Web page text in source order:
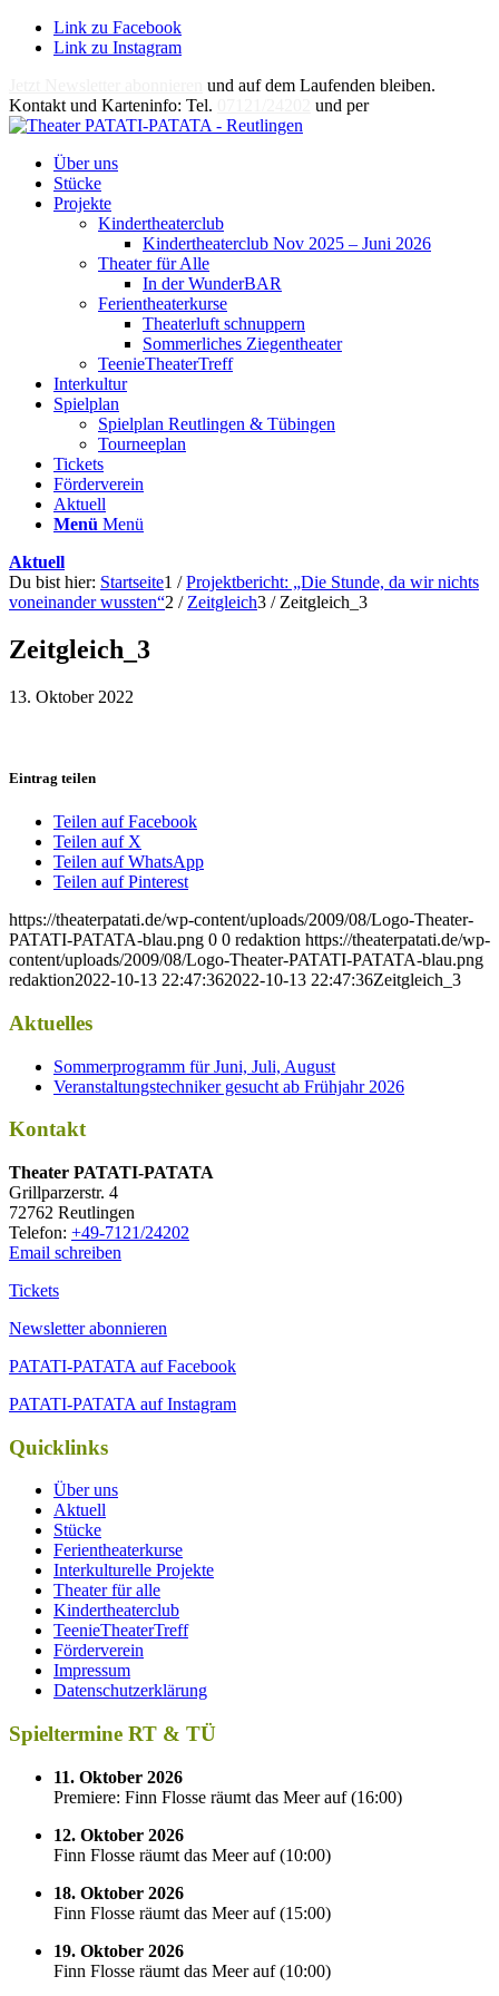
Link zu Facebook
Link zu Instagram
und auf dem Laufenden bleiben.
Kontakt und Karteninfo: Tel.
und per
Über uns
Stücke
Projekte
Kindertheaterclub
Kindertheaterclub Nov 2025 – Juni 2026
Theater für Alle
In der WunderBAR
Ferientheaterkurse
Theaterluft schnuppern
Sommerliches Ziegentheater
TeenieTheaterTreff
Interkultur
Spielplan
Spielplan Reutlingen & Tübingen
Tourneeplan
Tickets
Förderverein
Aktuell
Menü Menü
Aktuell
Du bist hier: Startseite1 / Projektbericht: „Die Stunde, da wir nichts
voneinander wussten“2 / Zeitgleich3 / Zeitgleich_3
Zeitgleich_3
13. Oktober 2022
Eintrag teilen
Teilen auf Facebook
Teilen auf X
Teilen auf WhatsApp
Teilen auf Pinterest
https://theaterpatati.de/wp-content/uploads/2009/08/Logo-Theater-
PATATI-PATATA-blau.png 0 0 redaktion https://theaterpatati.de/wp-
content/uploads/2009/08/Logo-Theater-PATATI-PATATA-blau.png
redaktion2022-10-13 22:47:362022-10-13 22:47:36Zeitgleich_3
Aktuelles
Sommerprogramm für Juni, Juli, August
Veranstaltungstechniker gesucht ab Frühjahr 2026
Kontakt
Thea­ter PATATI-PATATA
Grill­par­zer­str. 4
72762 Reutlingen
Tele­fon: +49-7121/24202
Email schreiben
Tickets
Newsletter abonnieren
PATATI-PATATA auf Facebook
PATATI-PATATA auf Instagram
Quicklinks
Über uns
Aktuell
Stücke
Ferientheaterkurse
Interkulturelle Projekte
Theater für alle
Kindertheaterclub
TeenieTheaterTreff
Förderverein
Impressum
Datenschutzerklärung
Spieltermine RT & TÜ
11. Oktober 2026
Premiere: Finn Flosse räumt das Meer auf(16:00)
12. Oktober 2026
Finn Flosse räumt das Meer auf(10:00)
18. Oktober 2026
Finn Flosse räumt das Meer auf(15:00)
19. Oktober 2026
Finn Flosse räumt das Meer auf(10:00)